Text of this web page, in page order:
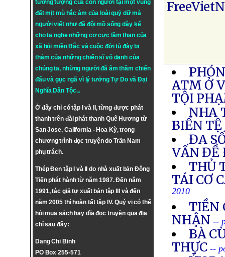
tưởng tượng của con người tại một vùng
đất mịt mù hắc ám của loài quỷ dữ mà
người viết như đã đội mồ sống dậy kể
cho ta nghe những cơ cực lầm than của
xã hội miền Bắc và cuộc đời tù đày bi
thảm của những chiến sĩ vô danh của
chúng ta, những người đã âm thầm chiến
đấu và gục ngã vì lý tưởngTự DovàĐại
Nghĩa Dân Tộc...
Ở đây chỉ có tập I và II, từng được phát
thanh trên đài phát thanh Quê Hương từ
San Jose, California - Hoa Kỳ, trong
chương trình đọc truyện do Trần Nam
phụ trách.
Thép Đen tập I và II do nhà xuất bản Đông
Tiến phát hành từ năm 1987. Đến năm
1991, tác giả tự xuất bản tập III và đến
năm 2005 thì hoàn tất tập IV. Quý vị có thể
hỏi mua sách hay dĩa đọc truyện qua địa
chỉ sau đây:
Dang Chi Binh
PO Box 255-571
ATM Ở
TỘI
NHA
BIỂN
ĐA
VẤN
THỦ
TÁI CƠ
2010
TIỀN
NHẬN --
BÀ
THỰC --